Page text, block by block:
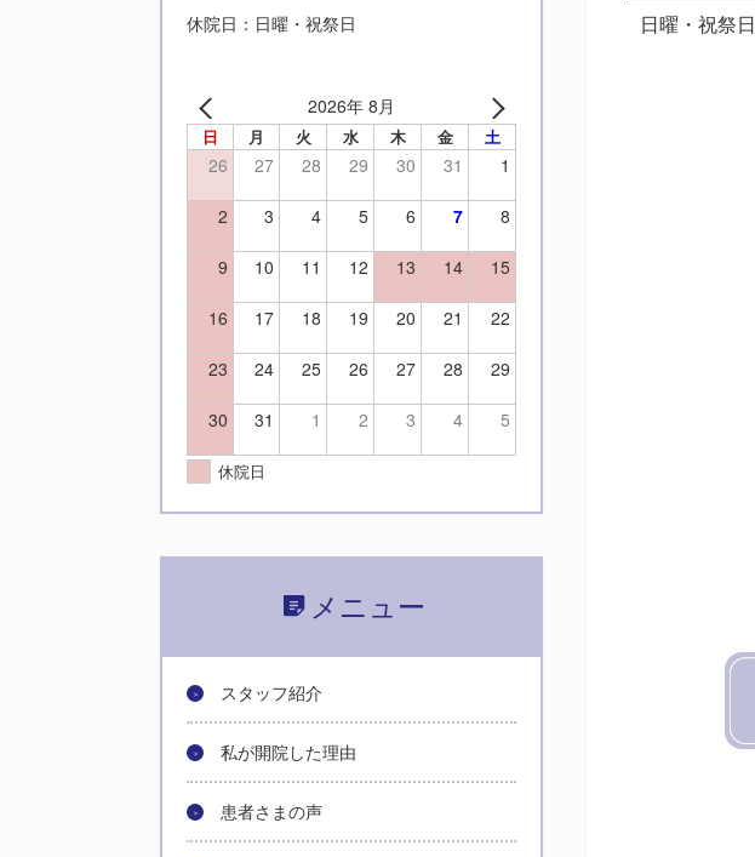
日曜・祝祭日
休院日：日曜・祝祭日
2026年 8月
日 月 火 水 木 金 土
26 27 28 29 30 31 1
2 3 4 5 6 7 8
9 10 11 12 13 14 15
16 17 18 19 20 21 22
23 24 25 26 27 28 29
30 31 1 2 3 4 5
休院日
メニュー
スタッフ紹介
私が開院した理由
患者さまの声